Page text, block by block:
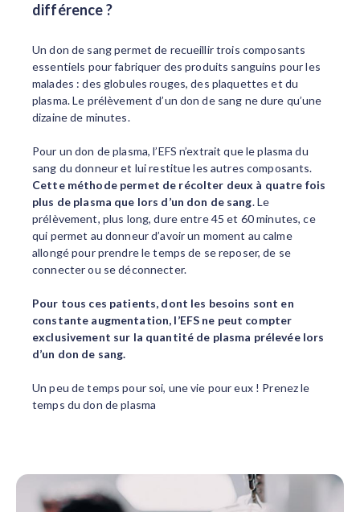
différence ?
Un don de sang permet de recueillir trois composants
essentiels pour fabriquer des produits sanguins pour les
malades : des globules rouges, des plaquettes et du
plasma. Le prélèvement d’un don de sang ne dure qu’une
dizaine de minutes.
Pour un don de plasma, l’EFS n’extrait que le plasma du
sang du donneur et lui restitue les autres composants.
Cette méthode permet de récolter deux à quatre fois
plus de plasma que lors d’un don de sang. Le
prélèvement, plus long, dure entre 45 et 60 minutes, ce
qui permet au donneur d’avoir un moment au calme
allongé pour prendre le temps de se reposer, de se
connecter ou se déconnecter.
Pour tous ces patients, dont les besoins sont en
constante augmentation, l’EFS ne peut compter
exclusivement sur la quantité de plasma prélevée lors
d’un don de sang.
Un peu de temps pour soi, une vie pour eux ! Prenez le
temps du don de plasma